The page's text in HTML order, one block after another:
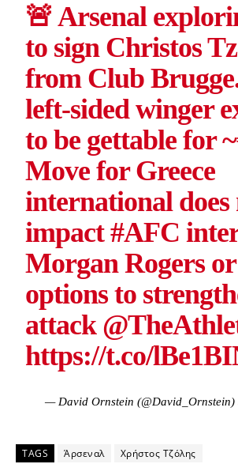
🚨 Arsenal
to sign Christos
from Club
left-sided winger
to be gettable for
Move for Greece
international does
impact#AFC
Morgan Rogers
options to
attack
https://t.co/
— David Ornstein (@David_Ornstein)
TAGS Άρσεναλ Χρήστος Τζόλης